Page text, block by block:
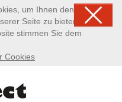
um Ihnen den
Seite zu bieten.
stimmen Sie dem
Cookies